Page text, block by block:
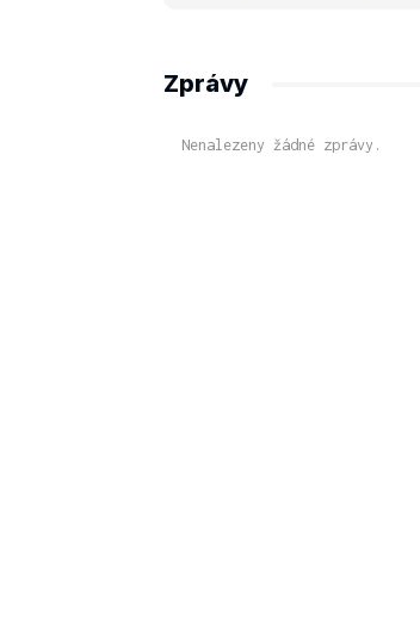
Zprávy
Nenalezeny žádné zprávy.